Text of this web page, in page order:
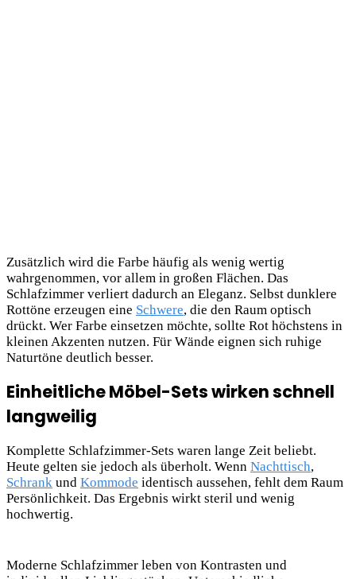
Zusätzlich wird die Farbe häufig als wenig wertig
wahrgenommen, vor allem in großen Flächen. Das
Schlafzimmer verliert dadurch an Eleganz. Selbst dunklere
Rottöne erzeugen eine Schwere, die den Raum optisch
drückt. Wer Farbe einsetzen möchte, sollte Rot höchstens in
kleinen Akzenten nutzen. Für Wände eignen sich ruhige
Naturtöne deutlich besser.
Einheitliche Möbel-Sets wirken schnell
langweilig
Komplette Schlafzimmer-Sets waren lange Zeit beliebt.
Heute gelten sie jedoch als überholt. Wenn Nachttisch,
Schrank und Kommode identisch aussehen, fehlt dem Raum
Persönlichkeit. Das Ergebnis wirkt steril und wenig
hochwertig.
Moderne Schlafzimmer leben von Kontrasten und